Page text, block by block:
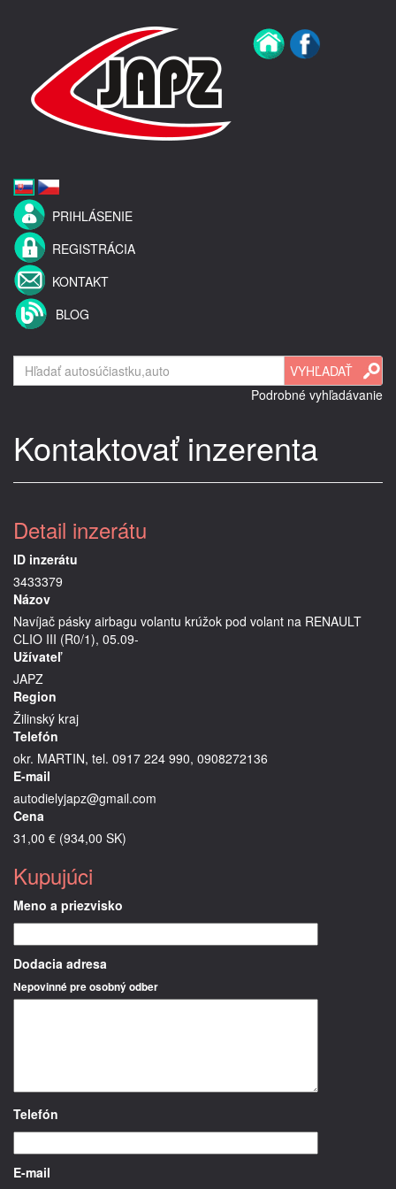
PRIHLÁSENIE
REGISTRÁCIA
KONTAKT
BLOG
Podrobné vyhľadávanie
Kontaktovať inzerenta
Detail inzerátu
ID inzerátu
3433379
Názov
Navíjač pásky airbagu volantu krúžok pod volant na RENAULT
CLIO III (R0/1), 05.09-
Užívateľ
JAPZ
Region
Žilinský kraj
Telefón
okr. MARTIN, tel. 0917 224 990, 0908272136
E-mail
autodielyjapz@gmail.com
Cena
31,00 € (934,00 SK)
Kupujúci
Meno a priezvisko
Dodacia adresa
Nepovinné pre osobný odber
Telefón
E-mail